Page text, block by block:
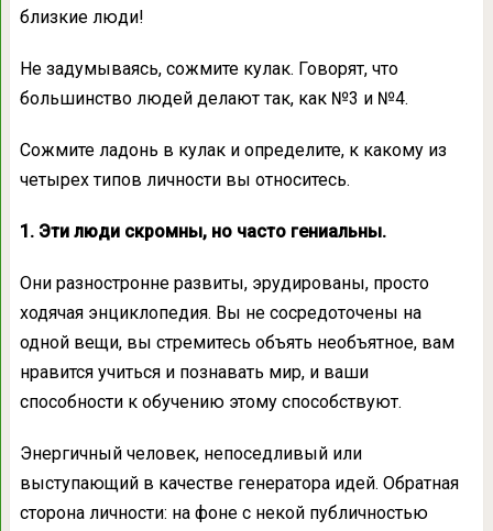
близкие люди!
Не задумываясь, сожмите кулак. Говорят, что
большинство людей делают так, как №3 и №4.
Сожмите ладонь в кулак и определите, к какому из
четырех типов личности вы относитесь.
1. Эти люди скромны, но часто гениальны.
Они разностронне развиты, эрудированы, просто
ходячая энциклопедия. Вы не сосредоточены на
одной вещи, вы стремитесь объять необъятное, вам
нравится учиться и познавать мир, и ваши
способности к обучению этому способствуют.
Энергичный человек, непоседливый или
выступающий в качестве генератора идей. Обратная
сторона личности: на фоне с некой публичностью